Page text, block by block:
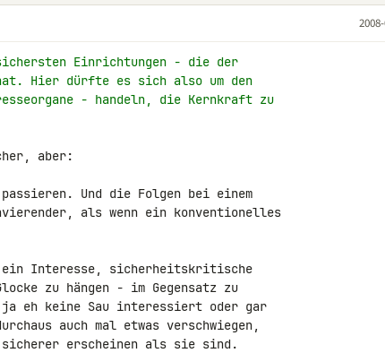
Einrichtungen - die der
Hier dürfte es sich also um den
- handeln, die Kernkraft zu
aber:
Und die Folgen bei einem
als wenn ein konventionelles
ein Interesse, sicherheitskritische
zu hängen - im Gegensatz zu
ja eh keine Sau interessiert oder gar
auch mal etwas verschwiegen,
sicherer erscheinen als sie sind.